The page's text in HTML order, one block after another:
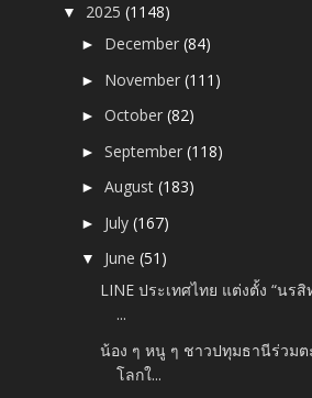
▼ 2025(1148)
► December(84)
► November(111)
►October(82)
►September(118)
►August(183)
► July(167)
▼ June(51)
LINE ประเทศไทย แต่งตั้ง “นร
...
น้อง ๆ หนู ๆ ชาวปทุมธานีร่วม
โลกใ...